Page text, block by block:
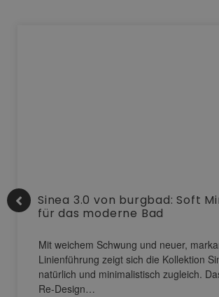
Sinea 3.0 von burgbad: Soft
für das moderne Bad
Mit weichem Schwung und neuer,
Linienführung zeigt sich die Kollektion
natürlich und minimalistisch zugleich.
Re-Design…